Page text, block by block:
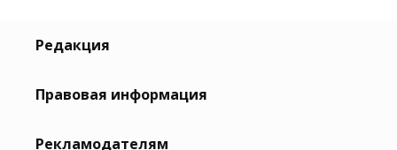
Редакция
Правовая информация
Рекламодателям